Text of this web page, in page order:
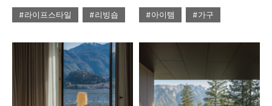
#라이프스타일
#리빙숍
#아이템
#가구